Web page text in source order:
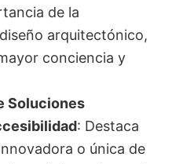
de la
arquitectónico,
conciencia y
Soluciones
: Destaca
o única de